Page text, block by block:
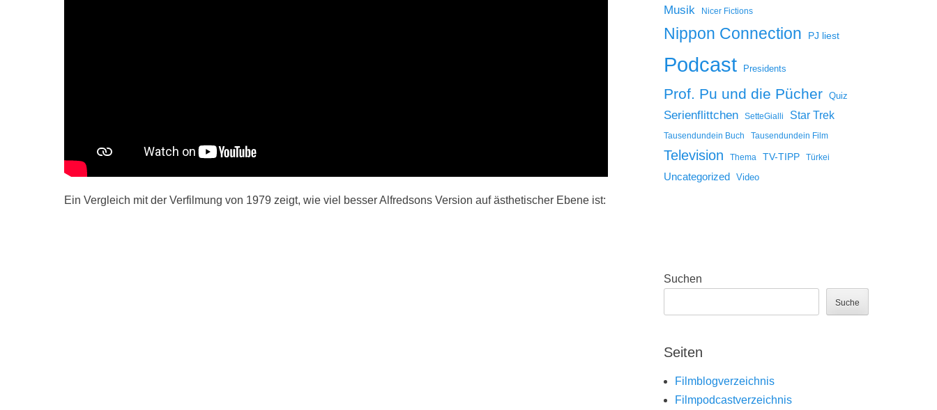
Ein Vergleich mit der Verfilmung von 1979 zeigt, wie viel besser Alfredsons Version auf ästhetischer Ebene ist:
Musik Nicer Fictions
Nippon Connection PJ liest
Podcast Presidents
Prof. Pu und die Pücher Quiz
Serienflittchen SetteGialli Star Trek
Tausendundein Buch Tausendundein Film
Television Thema TV-TIPP Türkei
Uncategorized Video
Suchen
Suche
Seiten
Filmblogverzeichnis
Filmpodcastverzeichnis